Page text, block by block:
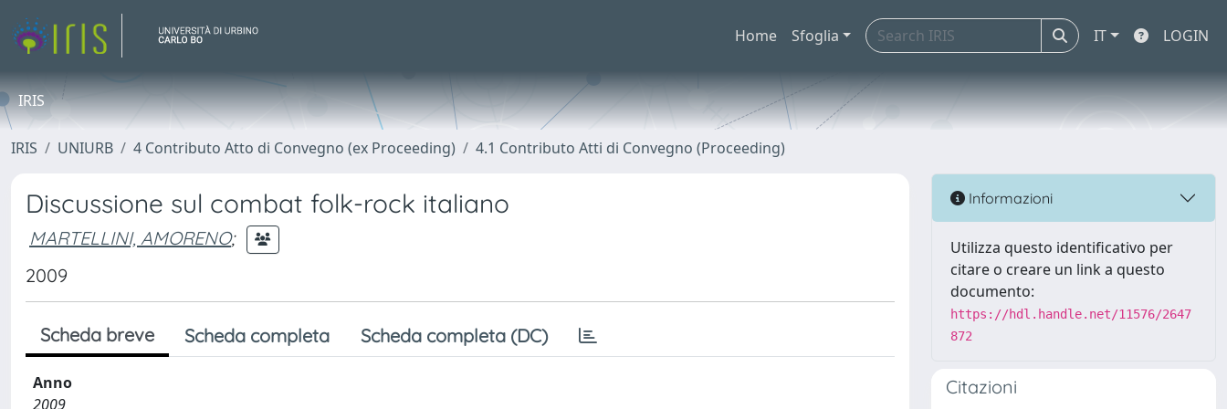
Home Sfoglia IT LOGIN
IRIS
IRIS UNIURB 4 Contributo Atto di Convegno (ex Proceeding) 4.1 Contributo Atti di Convegno (Proceeding)
Discussione sul combat folk-rock italiano
MARTELLINI, AMORENO;
2009
Scheda breve Scheda completa Scheda completa (DC)
Anno
2009
Informazioni
Utilizza questo identificativo per
citare o creare un link a questo
documento:
https://hdl.handle.net/11576/2647
872
Citazioni